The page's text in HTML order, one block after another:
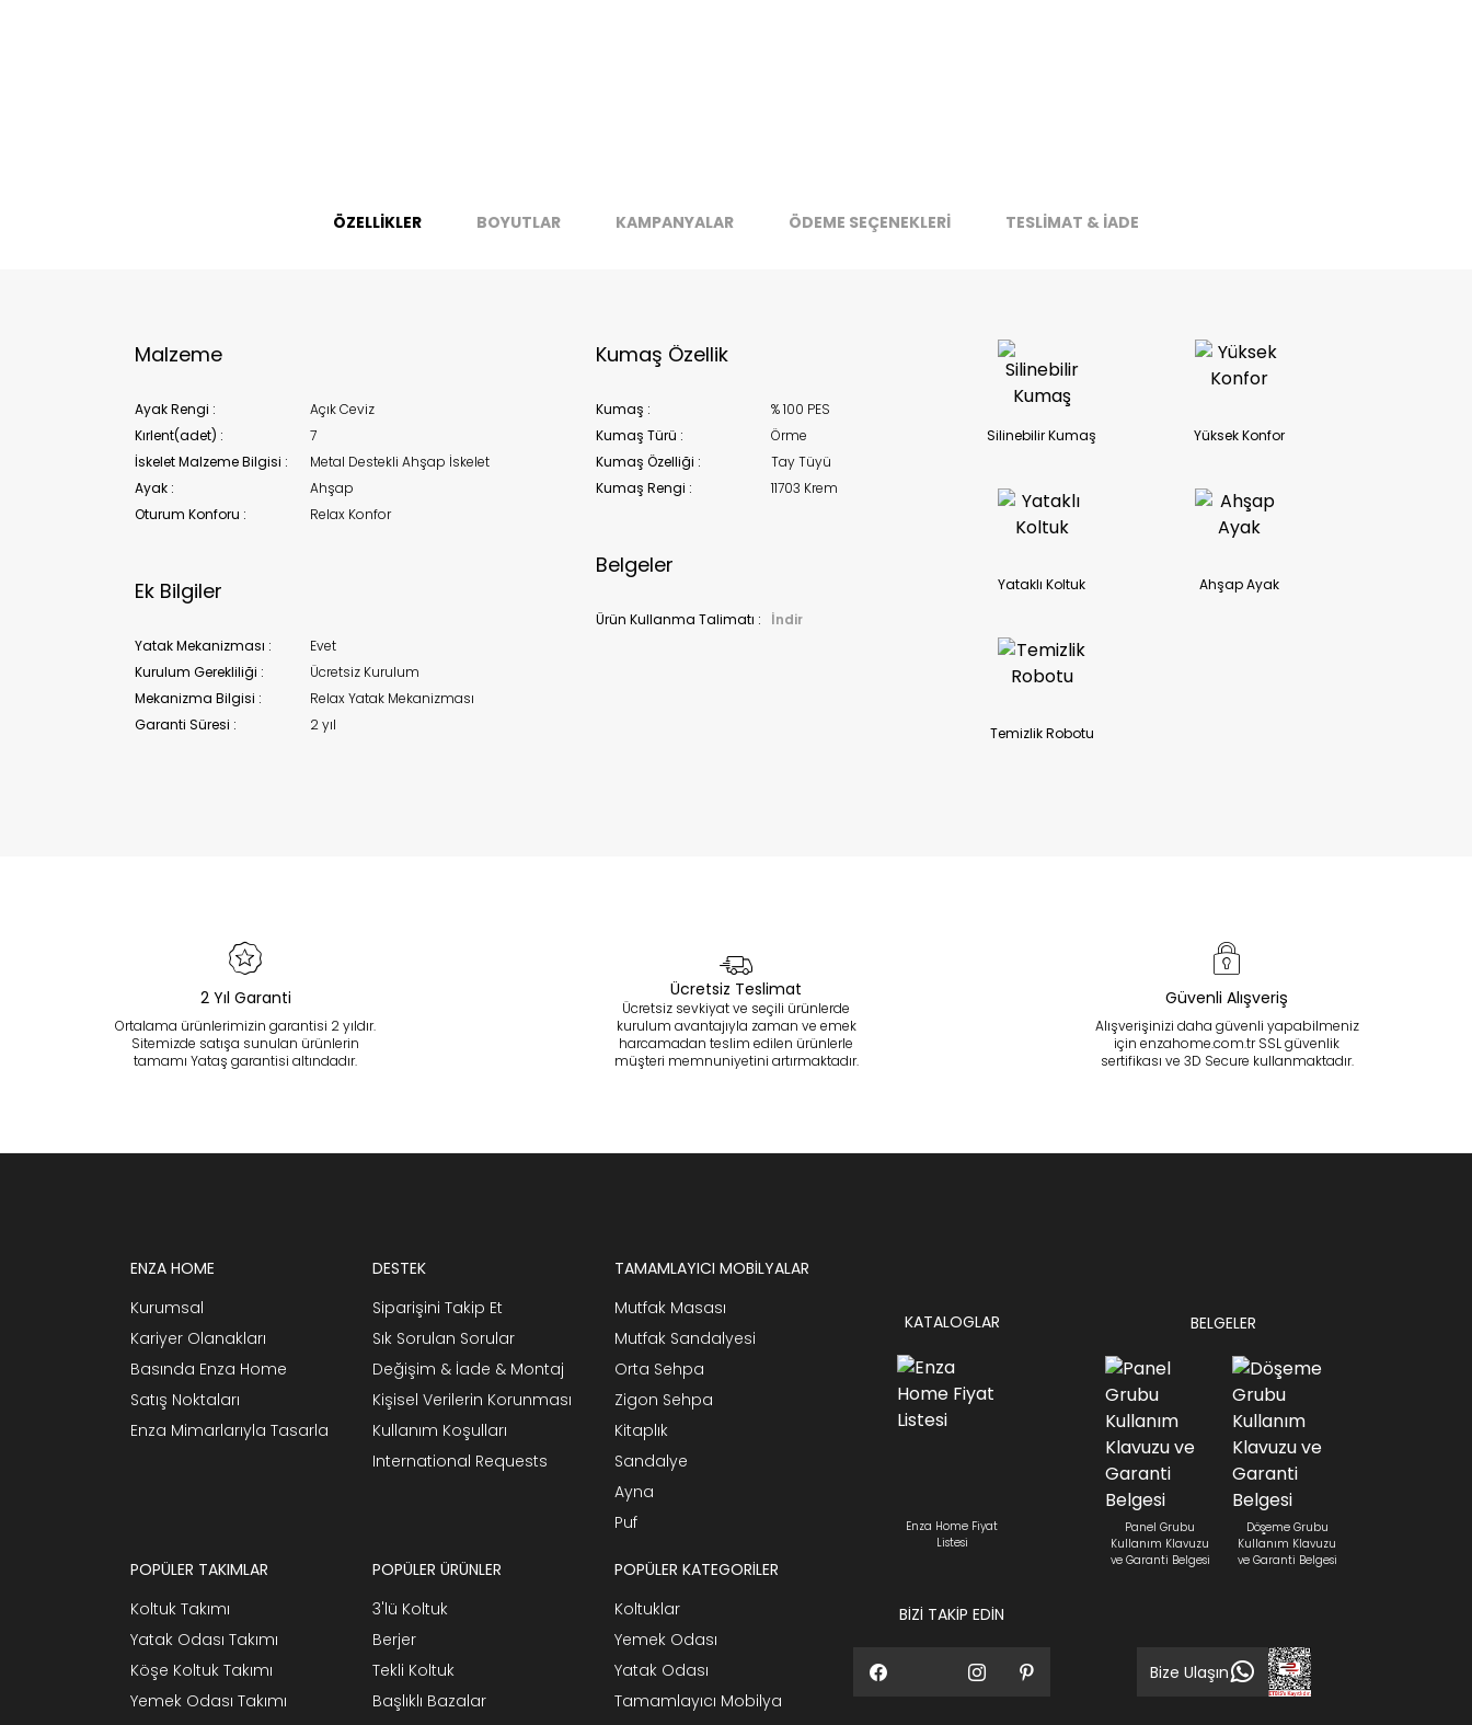
Select an option. SUBMIT
ÖZELLİKLER BOYUTLAR KAMPANYALAR ÖDEME SEÇENEKLERİ TESLİMAT & İADE
Malzeme
Ayak Rengi :
Açık Ceviz
Kırlent(adet) :
7
İskelet Malzeme Bilgisi :
Metal Destekli Ahşap İskelet
Ayak :
Ahşap
Oturum Konforu :
Relax Konfor
Ek Bilgiler
Yatak Mekanizması :
Evet
Kurulum Gerekliliği :
Ücretsiz Kurulum
Mekanizma Bilgisi :
Relax Yatak Mekanizması
Garanti Süresi :
2 yıl
Kumaş Özellik
Kumaş :
% 100 PES
Kumaş Türü :
Örme
Kumaş Özelliği :
Tay Tüyü
Kumaş Rengi :
11703 Krem
Belgeler
Ürün Kullanma Talimatı : İndir
Silinebilir Kumaş Yüksek Konfor
Yataklı Koltuk Ahşap Ayak
Temizlik Robotu
2 Yıl Garanti
Ortalama ürünlerimizin garantisi 2 yıldır.
Sitemizde satışa sunulan ürünlerin
tamamı Yataş garantisi altındadır.
Ücretsiz Teslimat
Ücretsiz sevkiyat ve seçili ürünlerde
kurulum avantajıyla zaman ve emek
harcamadan teslim edilen ürünlerle
müşteri memnuniyetini artırmaktadır.
Güvenli Alışveriş
Alışverişinizi daha güvenli yapabilmeniz
için enzahome.com.tr SSL güvenlik
sertifikası ve 3D Secure kullanmaktadır.
Stok Uyarı
Kapat
ENZA HOME
Kurumsal
Kariyer Olanakları
Basında Enza Home
Satış Noktaları
Enza Mimarlarıyla Tasarla
DESTEK
Siparişini Takip Et
Sık Sorulan Sorular
Değişim & İade & Montaj
Kişisel Verilerin Korunması
Kullanım Koşulları
International Requests
TAMAMLAYICI MOBİLYALAR
Mutfak Masası
Mutfak Sandalyesi
Orta Sehpa
Zigon Sehpa
Kitaplık
Sandalye
Ayna
Puf
POPÜLER TAKIMLAR
Koltuk Takımı
Yatak Odası Takımı
Köşe Koltuk Takımı
Yemek Odası Takımı
POPÜLER ÜRÜNLER
3'lü Koltuk
Berjer
Tekli Koltuk
Başlıklı Bazalar
POPÜLER KATEGORİLER
Koltuklar
Yemek Odası
Yatak Odası
Tamamlayıcı Mobilya
KATALOGLAR
Enza Home Fiyat
Listesi
BİZİ TAKİP EDİN
BELGELER
Panel Grubu
Kullanım Klavuzu
ve Garanti Belgesi
Döşeme Grubu
Kullanım Klavuzu
ve Garanti Belgesi
Bize Ulaşın